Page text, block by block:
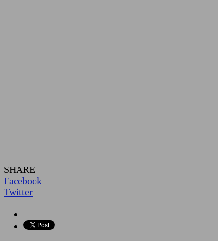
SHARE
Facebook
Twitter